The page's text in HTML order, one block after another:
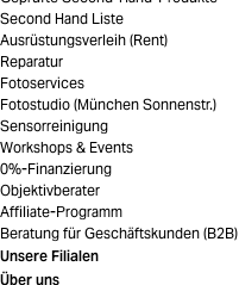
Second Hand Liste
Ausrüstungsverleih (Rent)
Reparatur
Fotoservices
Fotostudio (München Sonnenstr.)
Sensorreinigung
Workshops & Events
0%-Finanzierung
Objektivberater
Affiliate-Programm
Beratung für Geschäftskunden (B2B)
Unsere Filialen
Über uns